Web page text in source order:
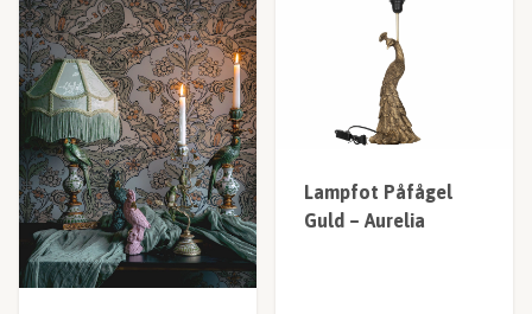
Lampfot Påfågel
Guld – Aurelia